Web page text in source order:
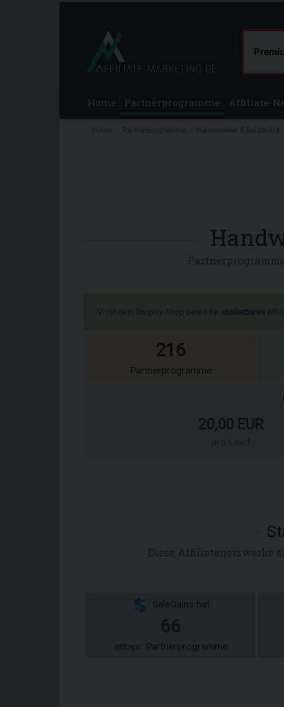
Home Partnerprogramme Affiliate-
Home Partnerprogramme
💡 Ist dein Shopify-Shop bereit für skalierbares
216
Partnerprogramme
20,00 EUR
SaleGains hat
66
entspr. Partnerprogramme